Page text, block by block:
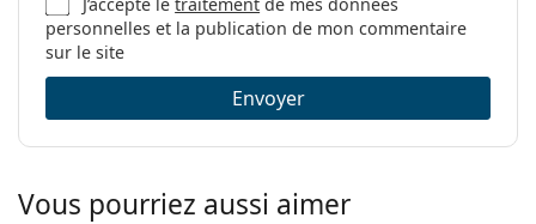
personnelles et la publication de mon commentaire
sur le site
Envoyer
Vous pourriez aussi aimer